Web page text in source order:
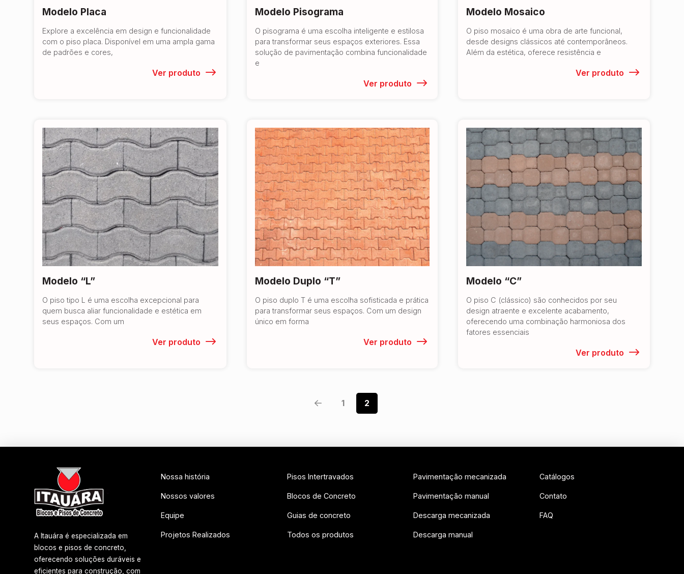
Modelo Placa
Explore a excelência em design e funcionalidade
com o piso placa. Disponível em uma ampla gama
de padrões e cores,
Ver produto
Modelo Pisograma
O pisograma é uma escolha inteligente e estilosa
para transformar seus espaços exteriores. Essa
solução de pavimentação combina funcionalidade
e
Ver produto
Modelo Mosaico
O piso mosaico é uma obra de arte funcional,
desde designs clássicos até contemporâneos.
Além da estética, oferece resistência e
Ver produto
Modelo “L”
O piso tipo L é uma escolha excepcional para
quem busca aliar funcionalidade e estética em
seus espaços. Com um
Ver produto
Modelo Duplo “T”
O piso duplo T é uma escolha sofisticada e prática
para transformar seus espaços. Com um design
único em forma
Ver produto
Modelo “C”
O piso C (clássico) são conhecidos por seu
design atraente e excelente acabamento,
oferecendo uma combinação harmoniosa dos
fatores essenciais
Ver produto
Prev 1 2
A Itauára é especializada em
blocos e pisos de concreto,
oferecendo soluções duráveis e
eficientes para construção, com
Nossa história
Nossos valores
Equipe
Projetos Realizados
Pisos Intertravados
Blocos de Concreto
Guias de concreto
Todos os produtos
Pavimentação mecanizada
Pavimentação manual
Descarga mecanizada
Descarga manual
Catálogos
Contato
FAQ